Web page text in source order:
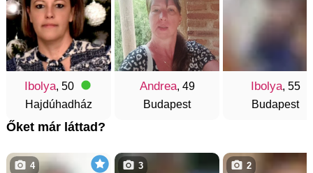
Ibolya, 50
Hajdúhadház
Andrea, 49
Budapest
Ibolya, 55
Budapest
Őket már láttad?
4 3 2